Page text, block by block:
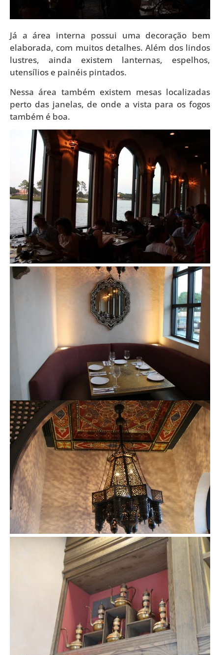
Já a área interna possui uma decoração bem
elaborada, com muitos detalhes. Além dos lindos
lustres, ainda existem lanternas, espelhos,
utensílios e painéis pintados.
Nessa área também existem mesas localizadas
perto das janelas, de onde a vista para os fogos
também é boa.